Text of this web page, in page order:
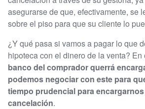
asegurarse de que, efectivamente, se
sobre el piso para que su cliente lo
¿Y qué pasa si vamos a pagar lo que
hipoteca con el dinero de la venta? En
banco del comprador querrá
podemos negociar con este para
tiempo prudencial para
cancelación.